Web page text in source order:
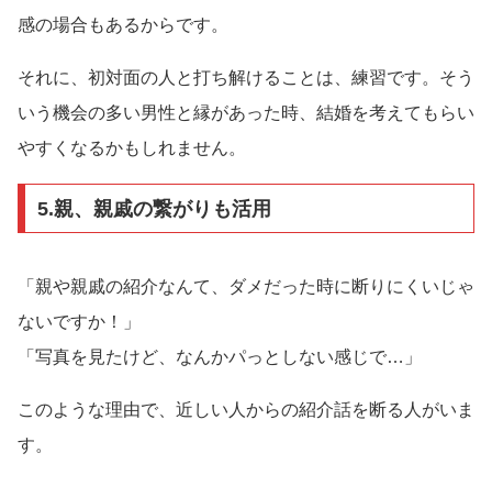
感の場合もあるからです。
それに、初対面の人と打ち解けることは、練習です。そう
いう機会の多い男性と縁があった時、結婚を考えてもらい
やすくなるかもしれません。
5.親、親戚の繋がりも活用
「親や親戚の紹介なんて、ダメだった時に断りにくいじゃ
ないですか！」
「写真を見たけど、なんかパっとしない感じで…」
このような理由で、近しい人からの紹介話を断る人がいま
す。